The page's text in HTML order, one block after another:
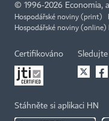
© 1996-2026 Economia,
Hospodářské noviny (print)
Hospodářské noviny (online)
Certifikováno Sledujte
Stáhněte si aplikaci HN